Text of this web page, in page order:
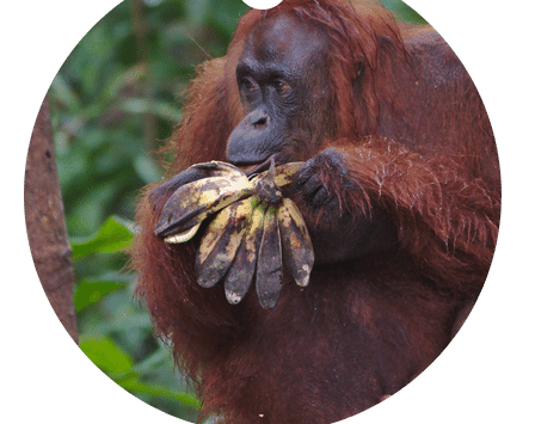
Biodiversiteits-
project